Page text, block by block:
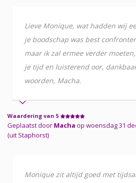
Lieve Monique, wat hadden wij
je boodschap was best
maar ik zal ermee verder
je tijd en luisterend oor,
woorden, Macha.
Waardering van 5
Geplaatst door Macha op woensdag 31
(uit Staphorst)
Monique zit altijd goed met